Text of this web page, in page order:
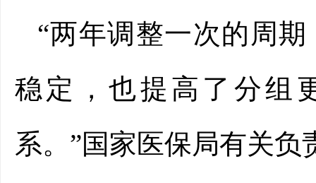
“两年调整一次的周
稳定，也提高了分组
系。”国家医保局有关负